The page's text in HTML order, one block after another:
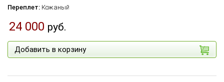
Переплет: Кожаный
24 000 руб.
Добавить в корзину